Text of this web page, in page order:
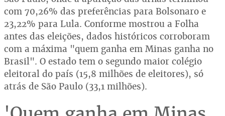
com 70,26% das preferências para Bolsonaro e
23,22% para Lula. Conforme mostrou a Folha
antes das eleições, dados históricos corroboram
com a máxima "quem ganha em Minas ganha no
Brasil". O estado tem o segundo maior colégio
eleitoral do país (15,8 milhões de eleitores), só
atrás de São Paulo (33,1 milhões).